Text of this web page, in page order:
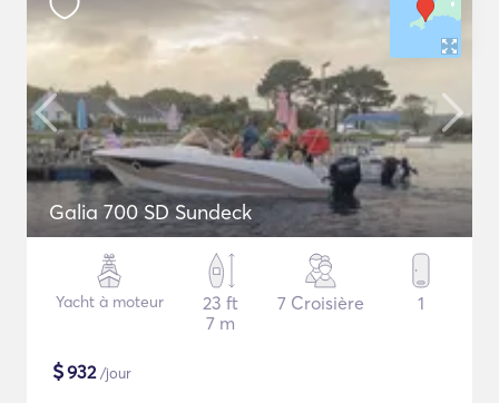
Galia 700 SD Sundeck
Yacht à moteur
23 ft
7 m
7 Croisière 1
$932/jour